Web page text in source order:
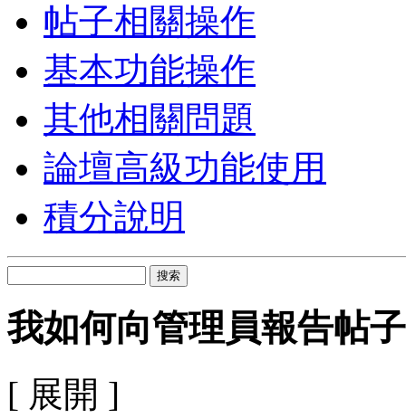
帖子相關操作
基本功能操作
其他相關問題
論壇高級功能使用
積分說明
搜索
我如何向管理員報告帖子
[ 展開 ]